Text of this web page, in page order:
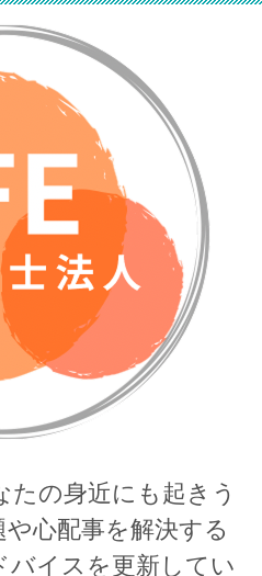
の身近にも起きう
心配事を解決する
バイスを更新してい